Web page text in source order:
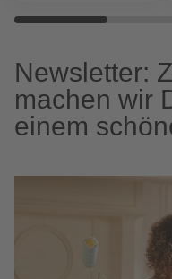
Newsletter:
machen wir
einem